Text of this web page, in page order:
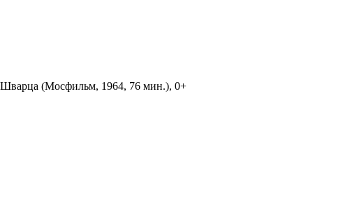
Шварца (Мосфильм, 1964, 76 мин.), 0+